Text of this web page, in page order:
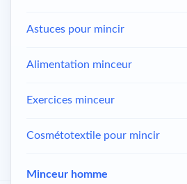
Astuces pour mincir
Alimentation minceur
Exercices minceur
Cosmétotextile pour mincir
Minceur homme